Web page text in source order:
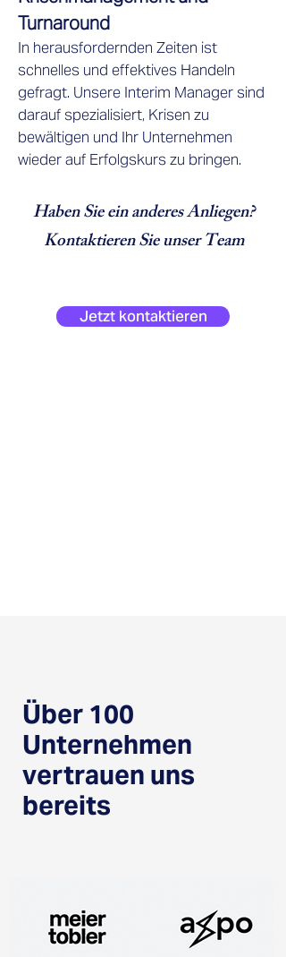
Turnaround
In herausfordernden Zeiten ist
schnelles und effektives Handeln
gefragt. Unsere Interim Manager sind
darauf spezialisiert, Krisen zu
bewältigen und Ihr Unternehmen
wieder auf Erfolgskurs zu bringen.
Haben Sie ein anderes Anliegen?
Kontaktieren Sie unser Team
Jetzt kontaktieren
Über 100
Unternehmen
vertrauen uns
bereits